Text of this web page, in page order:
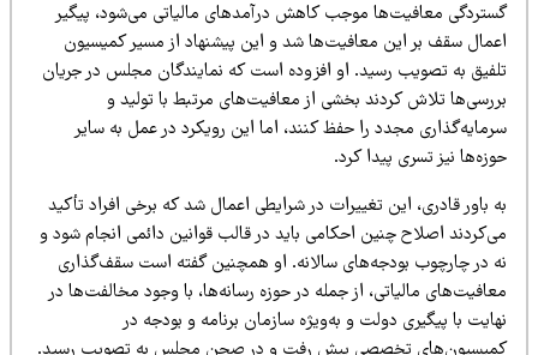
معافیت‌ها موجب کاهش درآمدهای مالیاتی می‌شود، پیگیر
سقف بر این معافیت‌ها شد و این پیشنهاد از مسیر کمیسیون
به تصویب رسید. او افزوده است که نمایندگان مجلس در جریان
تلاش کردند بخشی از معافیت‌های مرتبط با تولید و
مجدد را حفظ کنند، اما این رویکرد در عمل به سایر
نیز تسری پیدا کرد.
باور قادری، این تغییرات در شرایطی اعمال شد که برخی افراد تأکید
اصلاح چنین احکامی باید در قالب قوانین دائمی انجام شود و
در چارچوب بودجه‌های سالانه. او همچنین گفته است سقف‌گذاری
مالیاتی، از جمله در حوزه رسانه‌ها، با وجود مخالفت‌ها در
با پیگیری دولت و به‌ویژه سازمان برنامه و بودجه در